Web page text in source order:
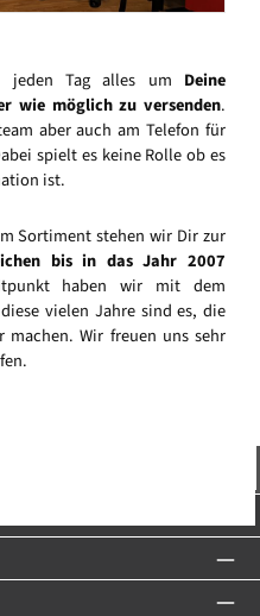
jeden Tag alles um Deine
wie möglich zu versenden.
aber auch am Telefon für
spielt es keine Rolle ob es
ist.
Sortiment stehen wir Dir zur
bis in das Jahr 2007
haben wir mit dem
vielen Jahre sind es, die
Wir freuen uns sehr